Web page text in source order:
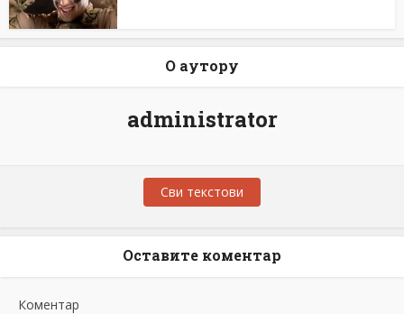
О аутору
administrator
Сви текстови
Оставите коментар
Коментар